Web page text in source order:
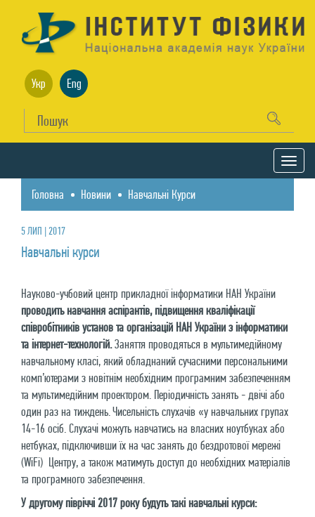
Укр Eng
Головна Новини Навчальні Курси
5 ЛИП | 2017
Навчальні курси
Науково-учбовий центр прикладної інформатики НАН України
проводить навчання аспірантів, підвищення кваліфікації
співробітників установ та організацій НАН України з інформатики
та інтернет-технологій.Заняття проводяться в мультимедійному
навчальному класі, який обладнаний сучасними персональними
комп’ютерами з новітнім необхідним програмним забезпеченням
та мультимедійним проектором. Періодичність занять - двічі або
один раз на тиждень. Чисельність слухачів «у навчальних групах
14-16 осіб. Слухачі можуть навчатись на власних ноутбуках або
нетбуках, підключивши їх на час занять до бездротової мережі
(WiFi) Центру, а також матимуть доступ до необхідних матеріалів
та програмного забезпечення.
У другому півріччі 2017 року будуть такі навчальні курси: